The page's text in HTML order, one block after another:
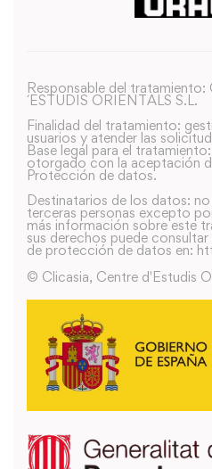
Responsable del
´ESTUDIS ORIENTALS S.L.
Finalidad del tratamiento:
usuarios y atender las
Base legal para el
otorgado con la aceptación
Protección de datos.
Destinatarios de los datos:
terceras personas excepto
más información sobre este
sus derechos puede
de protección de datos en:
© Clicasia, Centre d'Estudis